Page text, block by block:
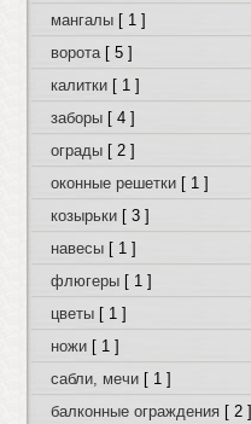
мангалы [ 1 ]
ворота[ 5 ]
калитки [ 1 ]
заборы [ 4 ]
ограды [ 2 ]
оконные решетки [ 1 ]
козырьки [ 3 ]
навесы [ 1 ]
флюгеры [ 1 ]
цветы [ 1 ]
ножи [ 1 ]
сабли, мечи [ 1 ]
балконные ограждения [ 2 ]